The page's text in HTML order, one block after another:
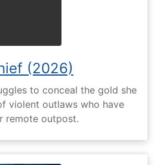
(2026)
to conceal the gold she
violent outlaws who have
remote outpost.